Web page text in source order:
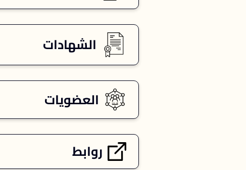
الشهادات
العضويات
روابط